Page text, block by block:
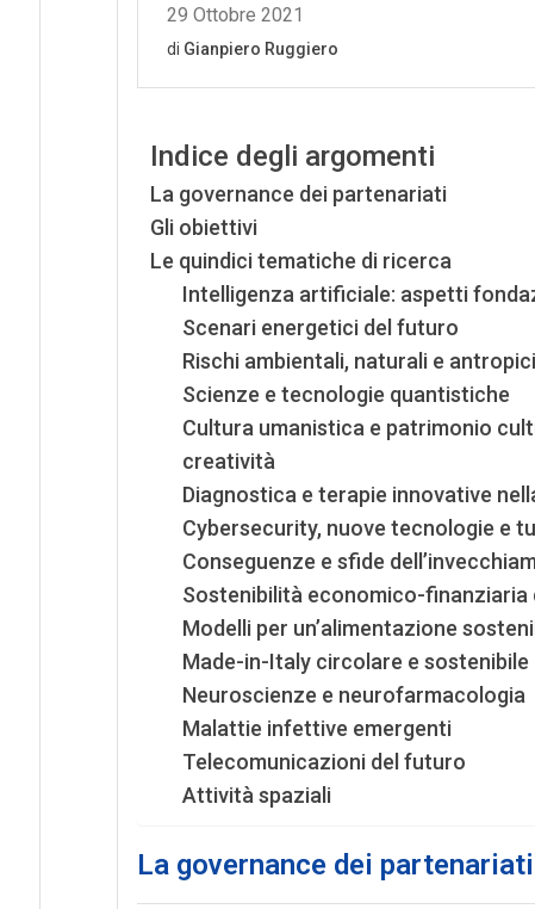
Indice degli argomenti
La governance dei partenariati
Gli obiettivi
Le quindici tematiche di ricerca
Intelligenza artificiale: aspetti
Scenari energetici del futuro
Rischi ambientali, naturali e antropici
Scienze e tecnologie quantistiche
Cultura umanistica e patrimonio
creatività
Diagnostica e terapie innovative
Cybersecurity, nuove tecnologie e
Conseguenze e sfide
Sostenibilità economico-finanziaria
Modelli per un’alimentazione
Made-in-Italy circolare e sostenibile
Neuroscienze e neurofarmacologia
Malattie infettive emergenti
Telecomunicazioni del futuro
Attività spaziali
La governance dei partenariati